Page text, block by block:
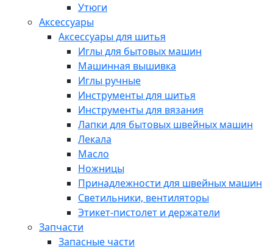
Утюги
Аксессуары
Аксессуары для шитья
Иглы для бытовых машин
Машинная вышивка
Иглы ручные
Инструменты для шитья
Инструменты для вязания
Лапки для бытовых швейных машин
Лекала
Масло
Ножницы
Принадлежности для швейных машин
Светильники, вентиляторы
Этикет-пистолет и держатели
Запчасти
Запасные части